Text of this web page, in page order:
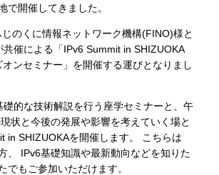
で開催してきました。
のくに情報ネットワーク機構(FINO)様と
共催による「IPv6 Summit in SHIZUOKA
ンセミナー」を開催する運びとなりまし
礎的な技術解説を行う座学セミナーと、午
状と今後の発展や影響を考えていく場と
in SHIZUOKAを開催します。 こちらは
、 IPv6基礎知識や最新動向などを知りた
でもご参加いただけます。